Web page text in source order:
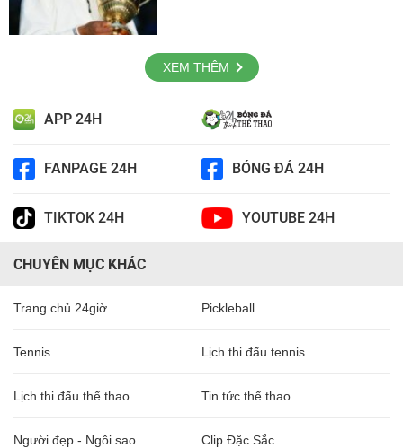
XEM THÊM
APP 24H
FANPAGE 24H BÓNG ĐÁ 24H
TIKTOK 24H YOUTUBE 24H
CHUYÊN MỤC KHÁC
Trang chủ 24giờ Pickleball
Tennis Lịch thi đấu tennis
Lịch thi đấu thể thao Tin tức thể thao
Người đẹp - Ngôi sao Clip Đặc Sắc